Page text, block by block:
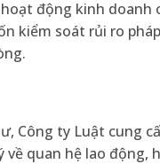
động kinh doanh
kiểm soát rủi ro
Công ty Luật cung
quan hệ lao động,